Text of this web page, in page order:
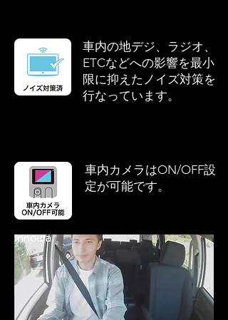
車内の地デジ、ラジオ、
ETCなどへの影響を最小
限に抑えたノイズ対策を
行なっています。
車内カメラはON/OFF設
定が可能です。